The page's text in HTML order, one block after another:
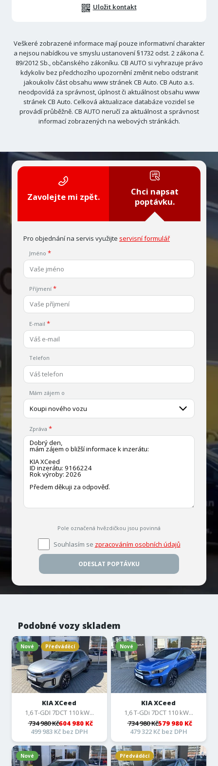
Uložit kontakt
Veškeré zobrazené informace mají pouze informativní charakter
a nejsou nabídkou ve smyslu ustanovení §1732 odst. 2 zákona č.
89/2012 Sb., občanského zákoníku. CB AUTO si vyhrazuje právo
kdykoliv bez předchozího upozornění změnit nebo odstranit
jakoukoliv část obsahu www stránek CB Auto. CB Auto a.s.
neodpovídá za správnost, úplnost či aktuálnost obsahu www
stránek CB Auto. Celková aktualizace databáze vozidel se
provádí průběžně. CB AUTO neručí za aktuálnost a správnost
informací zobrazených na webových stránkách.
Zavolejte mi zpět.
Chci napsat
poptávku.
Pro objednání na servis využijte servisní formulář
Jméno
Příjmení
E-mail
Telefon
Mám zájem o
Koupi nového vozu
Zpráva
Pole označená hvězdičkou jsou povinná
Souhlasím se zpracováním osobních údajů
ODESLAT POPTÁVKU
Podobné vozy skladem
Nové Předváděcí
KIA XCeed
1,6 T-GDI 7DCT 110 kW...
734 980 Kč604 980 Kč
499 983 Kč bez DPH
Nové
KIA XCeed
1,6 T-GDi 7DCT 110 kW...
734 980 Kč579 980 Kč
479 322 Kč bez DPH
Nové Předváděcí